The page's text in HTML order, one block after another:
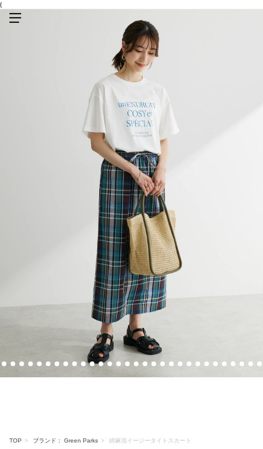
{
TOP ブランド： Green Parks 綿麻混イージータイトスカート
3 4 5 6 7 8 9 10 11 12 13 14 15 16 17 18 19 20 21 22 23 24 25 26 27 28 29 30 31 32